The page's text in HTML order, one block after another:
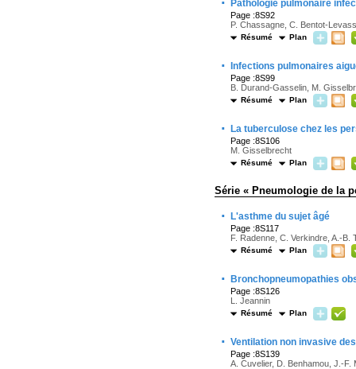
Pathologie pulmonaire
Page :8S92
P. Chassagne, C. Bentot-
Résumé Plan
· Infections pulmonaires
Page :8S99
B. Durand-Gasselin, M.
Résumé Plan
· La tuberculose chez les
Page :8S106
M. Gisselbrecht
Résumé Plan
Série « Pneumologie de la
· L'asthme du sujet âgé
Page :8S117
F. Radenne, C. Verkindre, A.-B.
Résumé Plan
· Bronchopneumopathies
Page :8S126
L. Jeannin
Résumé Plan
· Ventilation non invasive
Page :8S139
A. Cuvelier, D. Benhamou, J.-F.